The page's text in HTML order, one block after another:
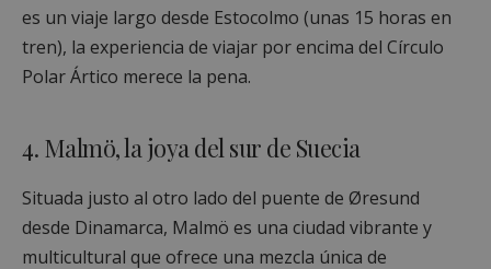
es un viaje largo desde Estocolmo (unas 15 horas en
tren), la experiencia de viajar por encima del Círculo
Polar Ártico merece la pena.
4. Malmö, la joya del sur de Suecia
Situada justo al otro lado del puente de Øresund
desde Dinamarca, Malmö es una ciudad vibrante y
multicultural que ofrece una mezcla única de